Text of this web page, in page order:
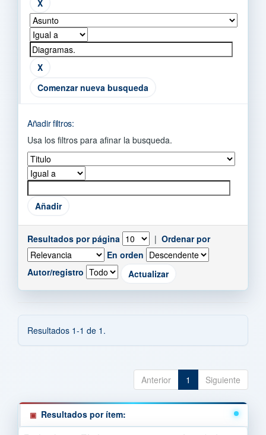
Comenzar nueva busqueda
Añadir filtros:
Usa los filtros para afinar la busqueda.
Resultados por página | Ordenar por
En orden
Autor/registro
Resultados 1-1 de 1.
Anterior 1 Siguiente
Resultados por ítem: